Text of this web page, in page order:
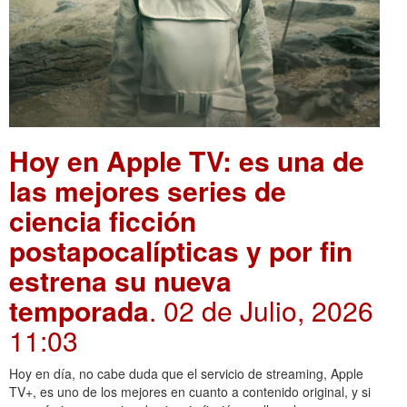
Hoy en Apple TV: es una de
las mejores series de
ciencia ficción
postapocalípticas y por fin
estrena su nueva
temporada. 02 de Julio, 2026
11:03
Hoy en día, no cabe duda que el servicio de streaming, Apple
TV+, es uno de los mejores en cuanto a contenido original, y si